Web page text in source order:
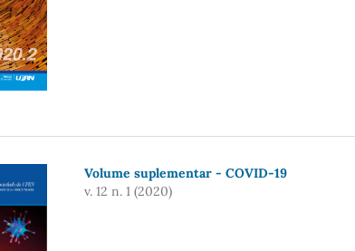
Volume suplementar - COVID-19
v. 12 n. 1 (2020)